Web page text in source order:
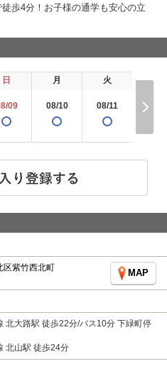
歩4分！お子様の通学も安心の立
日
09
月
08/10
火
08/11 08/
区紫竹西北町
MAP
北大路駅 徒歩22分/バス10分 下緑町停
北山駅 徒歩24分